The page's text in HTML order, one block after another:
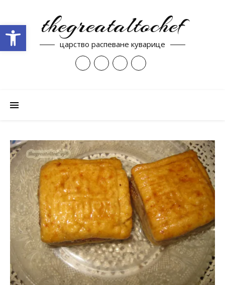
thegreataltochef
царство распеване куварице
Open toolbar